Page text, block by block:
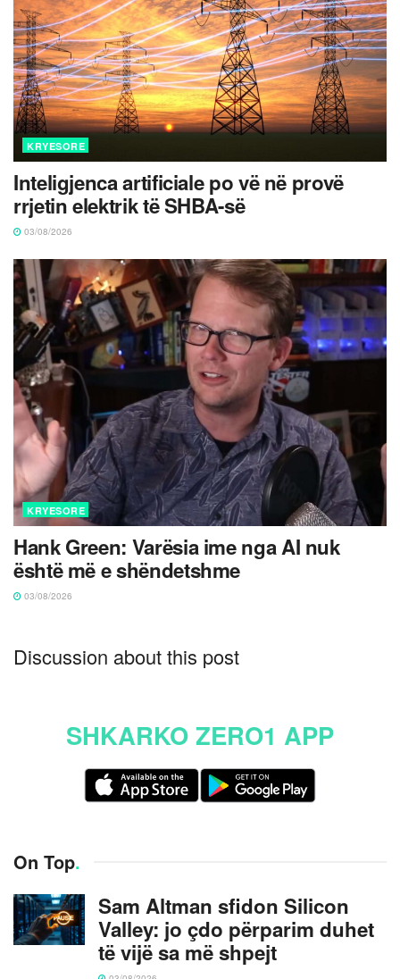
KRYESORE
Inteligjenca artificiale po vë në provë
rrjetin elektrik të SHBA-së
03/08/2026
KRYESORE
Hank Green: Varësia ime nga AI nuk
është më e shëndetshme
03/08/2026
Discussion about this post
SHKARKO ZERO1 APP
On Top.
Sam Altman sfidon Silicon
Valley: jo çdo përparim duhet
të vijë sa më shpejt